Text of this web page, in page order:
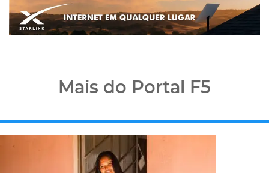
Mais do Portal F5